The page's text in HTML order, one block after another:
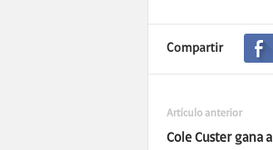
Compartir
Artículo anterior
Cole Custer gana